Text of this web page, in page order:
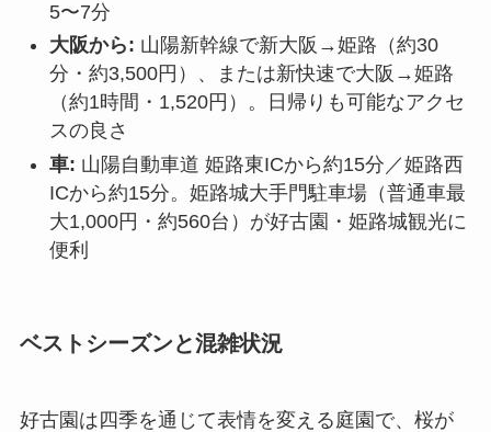
5〜7分
大阪から: 山陽新幹線で新大阪→姫路（約30
分・約3,500円）、または新快速で大阪→姫路
（約1時間・1,520円）。日帰りも可能なアクセ
スの良さ
車: 山陽自動車道 姫路東ICから約15分／姫路西
ICから約15分。姫路城大手門駐車場（普通車最
大1,000円・約560台）が好古園・姫路城観光に
便利
ベストシーズンと混雑状況
好古園は四季を通じて表情を変える庭園で、桜が